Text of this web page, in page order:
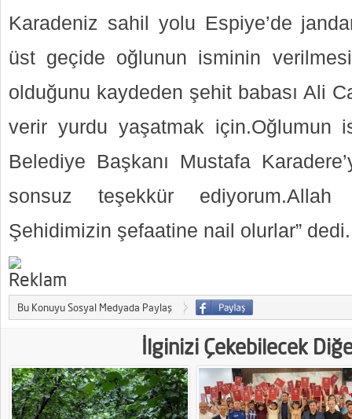
Karadeniz sahil yolu Espiye’de
üst geçide oğlunun isminin
olduğunu kaydeden şehit babası Ali
verir yurdu yaşatmak için.Oğlumun
Belediye Başkanı Mustafa
sonsuz teşekkür
Şehidimizin şefaatine nail olurlar”
Bu Konuyu Sosyal Medyada Paylaş
İlginizi Çekebilecek